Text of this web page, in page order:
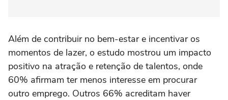
Além de contribuir no bem-estar e incentivar os
momentos de lazer, o estudo mostrou um impacto
positivo na atração e retenção de talentos, onde
60% afirmam ter menos interesse em procurar
outro emprego. Outros 66% acreditam haver